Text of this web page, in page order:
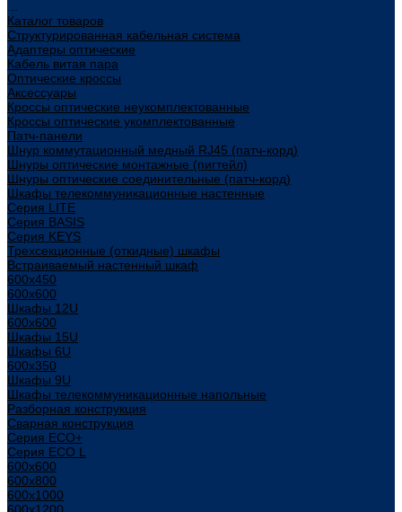
Каталог товаров
Структурированная кабельная система
Адаптеры оптические
Кабель витая пара
Оптические кроссы
Аксессуары
Кроссы оптические неукомплектованные
Кроссы оптические укомплектованные
Патч-панели
Шнур коммутационный медный RJ45 (патч-корд)
Шнуры оптические монтажные (пигтейл)
Шнуры оптические соединительные (патч-корд)
Шкафы телекоммуникационные настенные
Cерия LITE
Cерия BASIS
Cерия KEYS
Трехсекционные (откидные) шкафы
Встраиваемый настенный шкаф
600x450
600x600
Шкафы 12U
600x600
Шкафы 15U
Шкафы 6U
600x350
Шкафы 9U
Шкафы телекоммуникационные напольные
Разборная конструкция
Сварная конструкция
Серия ECO+
Серия ECO L
600x600
600x800
600х1000